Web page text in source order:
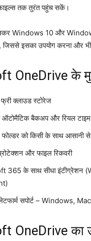
तक तुरंत पहुंच सकें।
Windows 10 और
इसका उपयोग करना और भी
OneDrive के
क्लाउड स्टोरेज
ऑटोमैटिक बैकअप और रियल टाइम
को किसी के साथ आसानी
और फाइल रिकवरी
365 के साथ सीधा इंटीग्रेशन
सपोर्ट – Windows,
OneDrive का